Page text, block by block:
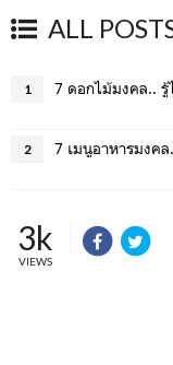
ALL
1 7 ดอกไม้มงคล..
2 7 เมนูอาหารมงค
3k
VIEWS